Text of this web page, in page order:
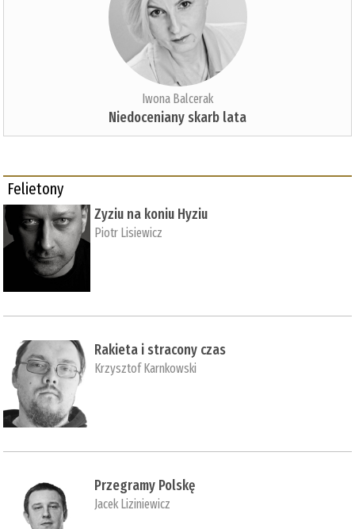
Iwona Balcerak
Niedoceniany skarb lata
Felietony
Zyziu na koniu Hyziu
Piotr Lisiewicz
Rakieta i stracony czas
Krzysztof Karnkowski
Przegramy Polskę
Jacek Liziniewicz